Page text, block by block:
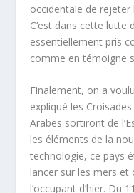
occidentale de rejeter
C’est dans cette lutte
essentiellement pris
comme en témoigne
Finalement, on a
expliqué les
Arabes sortiront de
les éléments de la
technologie, ce pays
lancer sur les mers et
l’occupant d’hier. Du